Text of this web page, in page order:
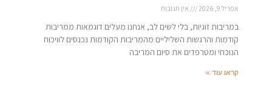
אפריל 9, 2026 אין תגובות
במריבות זוגיות, בלי לשים לב, אנחנו מעלים דוגמאות ממריבות
קודמות והרגשות השליליים מהמריבות הקודמות נכנסים לוויכוח
הנוכחי ומטרפדים את סיום המריבה
קראו עוד »